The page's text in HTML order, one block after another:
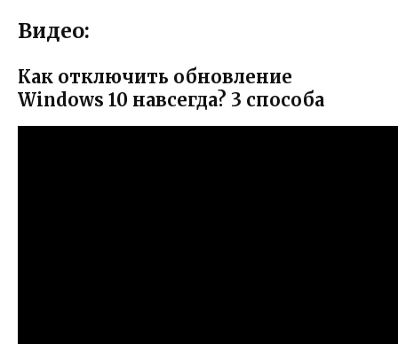
Видео:
Как отключить обновление
Windows 10 навсегда? 3 способа